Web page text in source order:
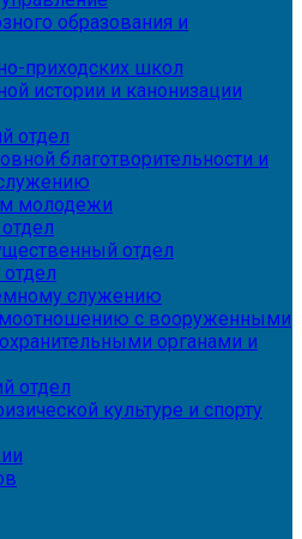
образования и
приходских школ
истории и канонизации
отдел
благотворительности и
молодежи
отдел
служению
с вооруженными
органами и
отдел
культуре и спорту